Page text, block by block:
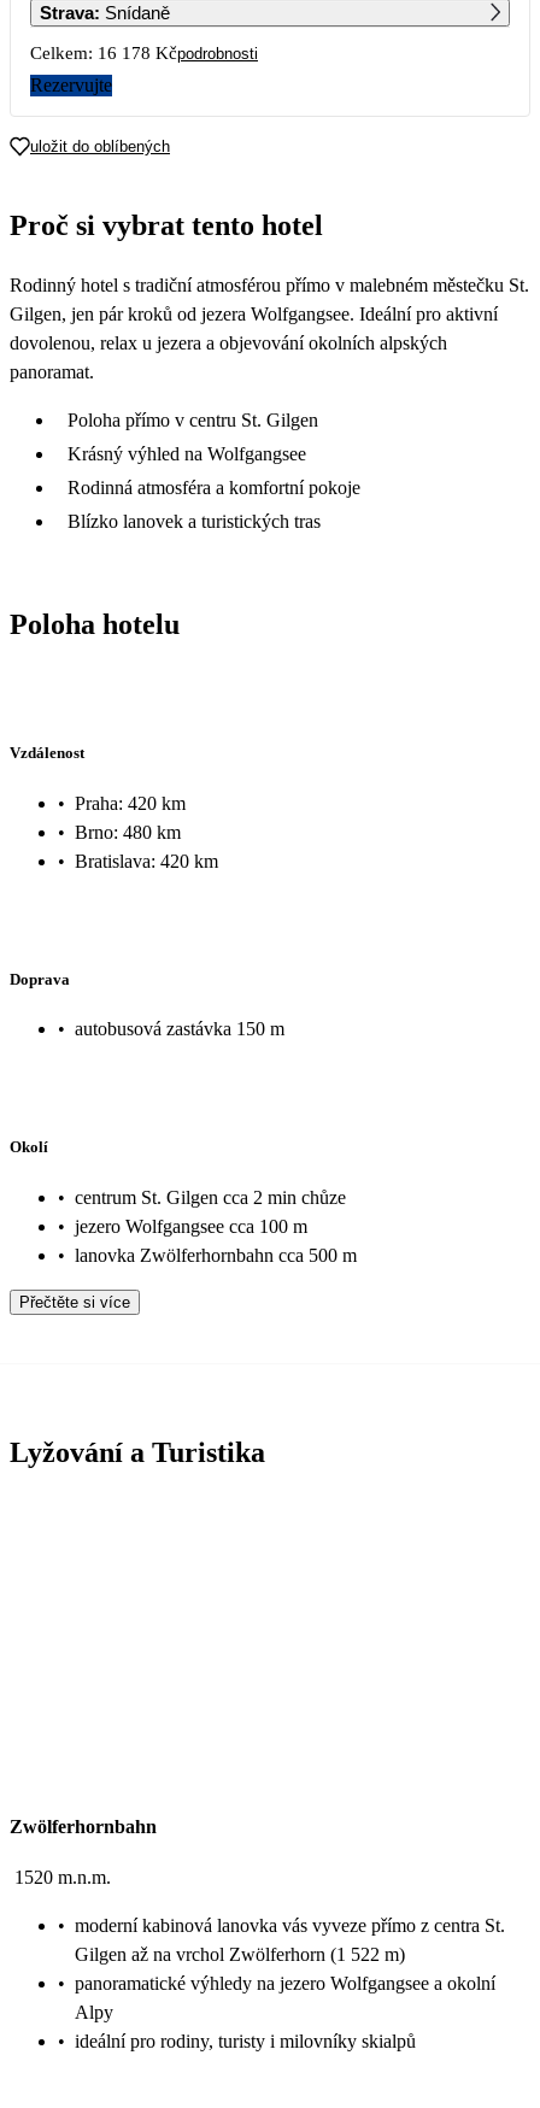
5
8 429
6
8 429
7
8 429
8 9 10 11
12
8 089 8 089 8 089 8 089 8 089 8 089 8 089
19 20
26
8 089
27 28 29
Strava: Snídaně
Celkem: 16 178 Kčpodrobnosti
Rezervujte
uložit do oblíbených
Proč si vybrat tento hotel
Rodinný hotel s tradiční atmosférou přímo v malebném městečku St.
Gilgen, jen pár kroků od jezera Wolfgangsee. Ideální pro aktivní
dovolenou, relax u jezera a objevování okolních alpských
panoramat.
Poloha přímo v centru St. Gilgen
Krásný výhled na Wolfgangsee
Rodinná atmosféra a komfortní pokoje
Blízko lanovek a turistických tras
Poloha hotelu
Vzdálenost
• Praha: 420 km
• Brno: 480 km
• Bratislava: 420 km
Doprava
• autobusová zastávka 150 m
Okolí
• centrum St. Gilgen cca 2 min chůze
• jezero Wolfgangsee cca 100 m
• lanovka Zwölferhornbahn cca 500 m
Přečtěte si více
Lyžování a Turistika
Zwölferhornbahn
1520 m.n.m.
• moderní kabinová lanovka vás vyveze přímo z centra St.
Gilgen až na vrchol Zwölferhorn (1 522 m)
• panoramatické výhledy na jezero Wolfgangsee a okolní
Alpy
• ideální pro rodiny, turisty i milovníky skialpů